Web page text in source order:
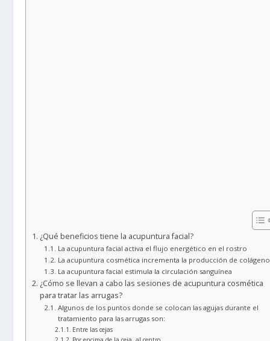
¿Qué beneficios tiene la acupuntura facial?
La acupuntura facial activa el flujo energético en el rostro
La acupuntura cosmética incrementa la producción de colágeno
La acupuntura facial estimula la circulación sanguínea
¿Cómo se llevan a cabo las sesiones de acupuntura cosmética
para tratar las arrugas?
Algunos de los puntos donde se colocan las agujas durante el
tratamiento para las arrugas son:
Entre las cejas